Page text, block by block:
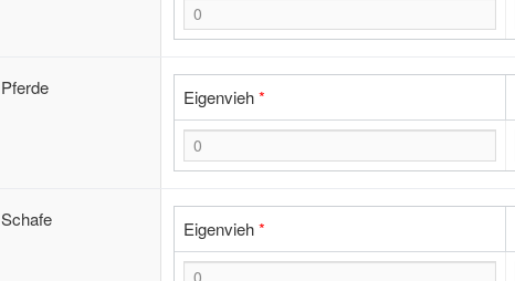
Pferde Eigenvieh*
Schafe Eigenvieh*